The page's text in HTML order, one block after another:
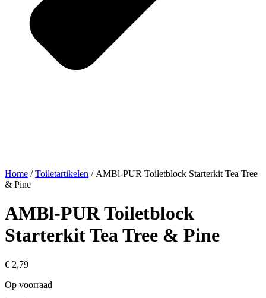
Home /Toiletartikelen / AMBl-PUR Toiletblock Starterkit Tea Tree
& Pine
AMBl-PUR Toiletblock
Starterkit Tea Tree & Pine
€ 2,79
Op voorraad